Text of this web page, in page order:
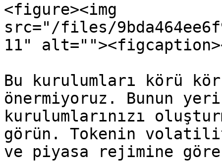
<figure><img
src="/files/
11"
Bu kurulumları körü
önermiyoruz. Bunun
kurulumlarınızı
görün. Tokenin
ve piyasa rejimine